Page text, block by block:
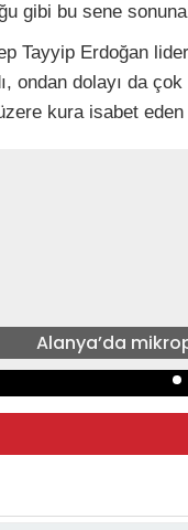
gibi bu sene
Tayyip Erdoğan
ondan dolayı da
kura isabet
Alanya’da